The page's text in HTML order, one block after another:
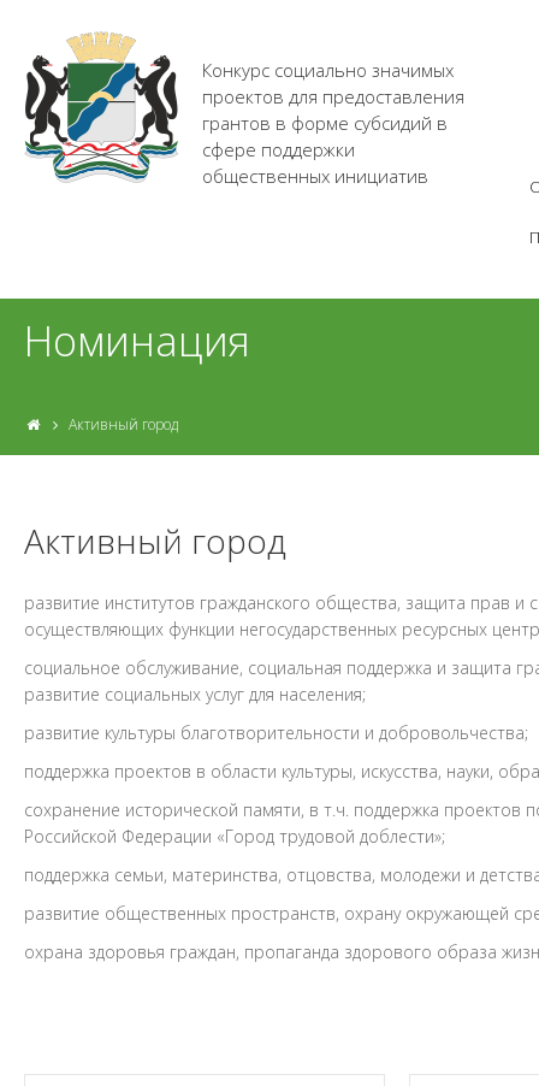
Конкурс социально значимых
проектов для предоставления
грантов в форме субсидий в
сфере поддержки
общественных инициатив
Номинация
Активный город
Активный город
развитие институтов гражданского общества, защита прав
осуществляющих функции негосударственных ресурсных
социальное обслуживание, социальная поддержка и защита
развитие социальных услуг для населения;
развитие культуры благотворительности и добровольчества;
поддержка проектов в области культуры, искусства, науки,
сохранение исторической памяти, в т.ч. поддержка
Российской Федерации «Город трудовой доблести»;
поддержка семьи, материнства, отцовства, молодежи и
развитие общественных пространств, охрану окружающей
охрана здоровья граждан, пропаганда здорового образа